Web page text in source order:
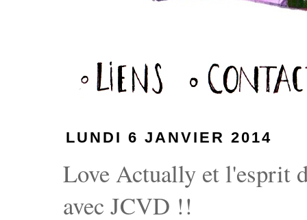
LUNDI 6 JANVIER 2014
Love Actually et l'esprit
avec JCVD !!